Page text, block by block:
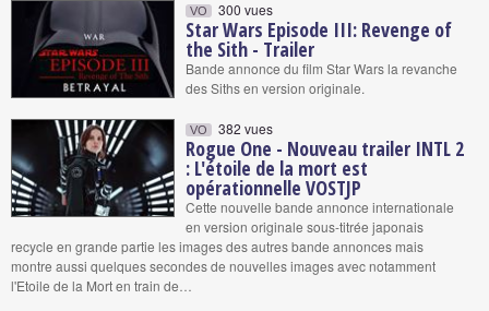
VO 300 vues
Star Wars Episode III: Revenge of
the Sith - Trailer
Bande annonce du film Star Wars la revanche
des Siths en version originale.
VO 382 vues
Rogue One - Nouveau trailer INTL 2
: L'étoile de la mort est
opérationnelle VOSTJP
Cette nouvelle bande annonce internationale
en version originale sous-titrée japonais
recycle en grande partie les images des autres bande annonces mais
montre aussi quelques secondes de nouvelles images avec notamment
l'Etoile de la Mort en train de…